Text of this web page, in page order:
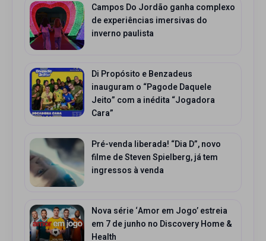
Campos Do Jordão ganha complexo
de experiências imersivas do
inverno paulista
Di Propósito e Benzadeus
inauguram o “Pagode Daquele
Jeito” com a inédita “Jogadora
Cara”
Pré-venda liberada! “Dia D”, novo
filme de Steven Spielberg, já tem
ingressos à venda
Nova série ‘Amor em Jogo’ estreia
em 7 de junho no Discovery Home &
Health